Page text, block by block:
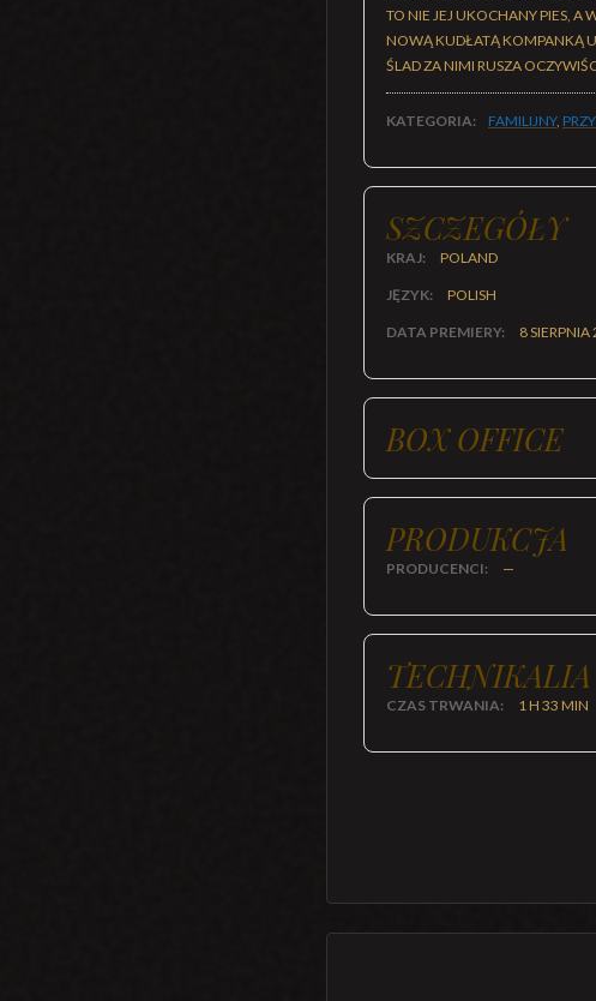
TO NIE JEJ UKOCHANY PIES, A
NOWĄ KUDŁATĄ KOMPANKĄ
ŚLAD ZA NIMI RUSZA
KATEGORIA: FAMILIJNY,
SZCZEGÓŁY
KRAJ: POLAND
JĘZYK: POLISH
DATA PREMIERY: 8 SIERPNIA
BOX OFFICE
PRODUKCJA
PRODUCENCI: —
TECHNIKALIA
CZAS TRWANIA: 1 H 33 MIN